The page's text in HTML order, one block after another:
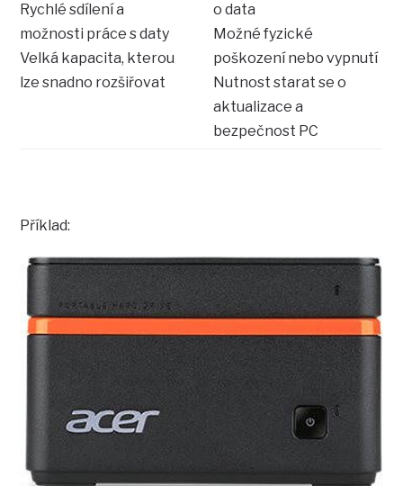
Rychlé sdílení a
možnosti práce s daty
Velká kapacita, kterou
lze snadno rozšiřovat
o data
Možné fyzické
poškození nebo vypnutí
Nutnost starat se o
aktualizace a
bezpečnost PC
Příklad: